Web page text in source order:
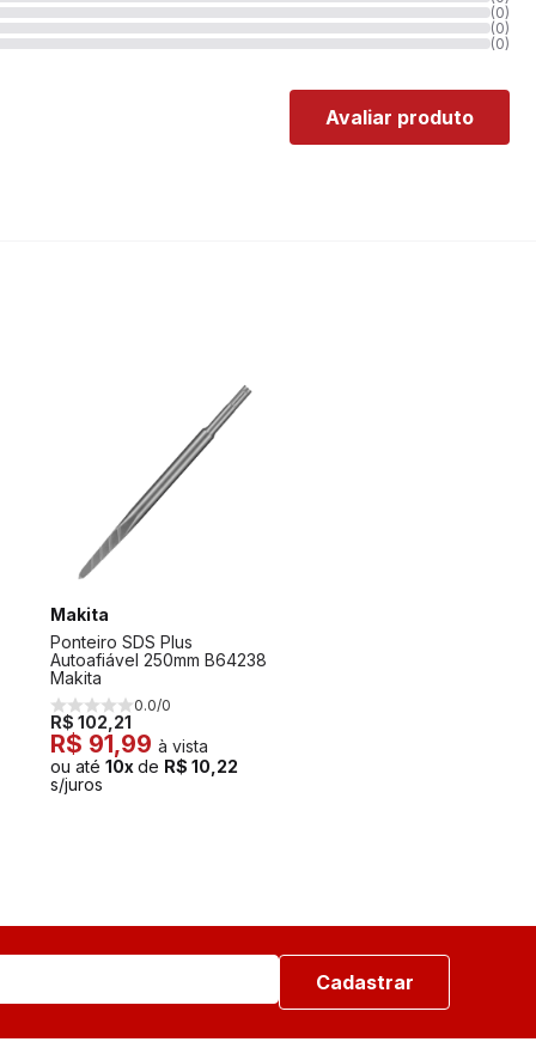
(0)
(0)
(0)
Avaliar produto
Makita
Ponteiro SDS Plus
Autoafiável 250mm B64238
Makita
0.0/0
R$ 102,21
R$ 91,99 à vista
ou até 10x de R$ 10,22
s/juros
Cadastrar